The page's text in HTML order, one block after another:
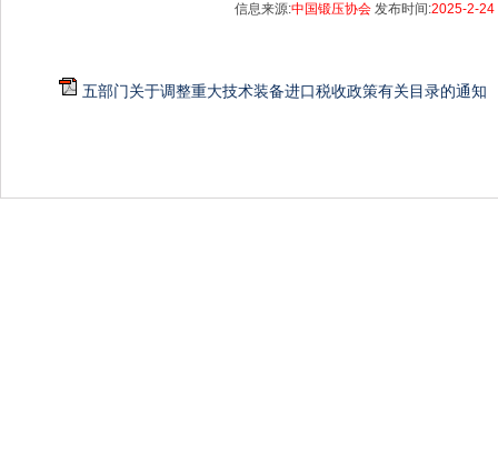
信息来源:中国锻压协会 发布时间:2025-2-24
五部门关于调整重大技术装备进口税收政策有关目录的通知